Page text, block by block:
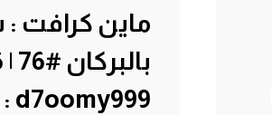
ماين كرافت
d7oomy999